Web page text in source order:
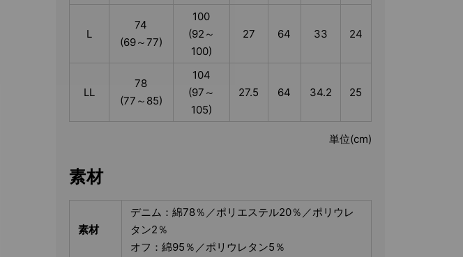
L
74
(69～77)
100
(92～
100)
27 64 33 24
LL
78
(77～85)
104
(97～
105)
27.5 64 34.2 25
単位(cm)
素材
素材
デニム：綿78％／ポリエステル20％／ポリウレ
タン2％
オフ：綿95％／ポリウレタン5％